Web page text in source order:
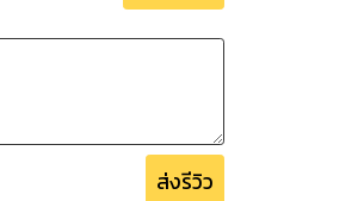
ส่งรีวิว